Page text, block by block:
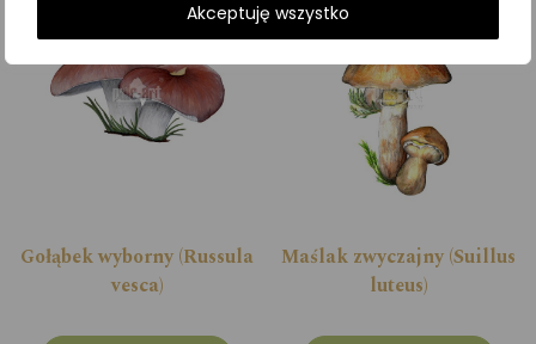
Akceptuję wszystko
Gołąbek wyborny (Russula
vesca)
Maślak zwyczajny (Suillus
luteus)